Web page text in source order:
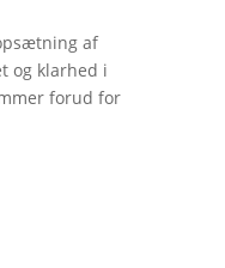
af
og klarhed i
forud for